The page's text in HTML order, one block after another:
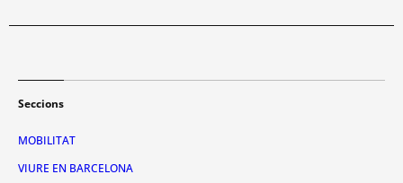
Seccions
MOBILITAT
VIURE EN BARCELONA